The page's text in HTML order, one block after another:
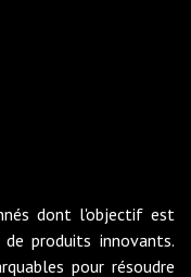
dont l'objectif est
produits innovants.
pour résoudre